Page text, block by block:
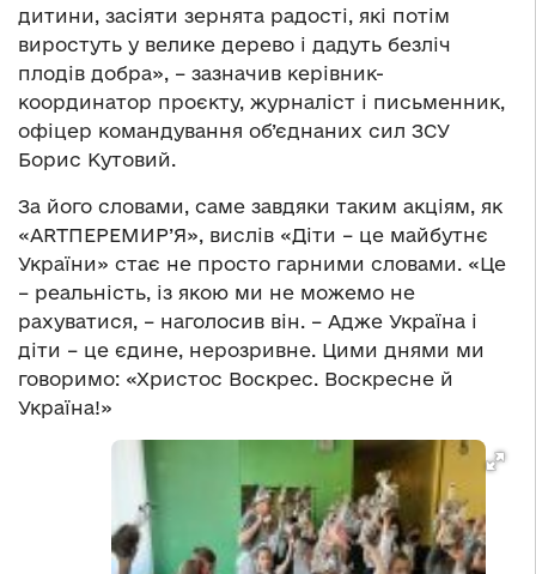
дитини, засіяти зернята радості, які потім
виростуть у велике дерево і дадуть безліч
плодів добра», – зазначив керівник-
координатор проєкту, журналіст і письменник,
офіцер командування об’єднаних сил ЗСУ
Борис Кутовий.
За його словами, саме завдяки таким акціям, як
«ARTПЕРЕМИР’Я», вислів «Діти – це майбутнє
України» стає не просто гарними словами. «Це
– реальність, із якою ми не можемо не
рахуватися, – наголосив він. – Адже Україна і
діти – це єдине, нерозривне. Цими днями ми
говоримо: «Христос Воскрес. Воскресне й
Україна!»